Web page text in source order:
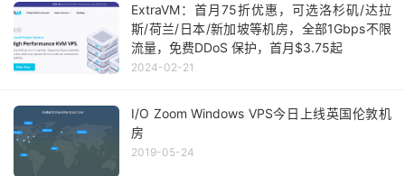
ExtraVM：首月75折优惠，可选洛杉矶/达拉
斯/荷兰/日本/新加坡等机房，全部1Gbps不限
流量，免费DDoS 保护，首月$3.75起
2024-02-21
I/O Zoom Windows VPS今日上线英国伦敦机
房
2019-05-24